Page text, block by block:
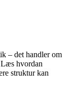
– det handler om
Læs hvordan
struktur kan